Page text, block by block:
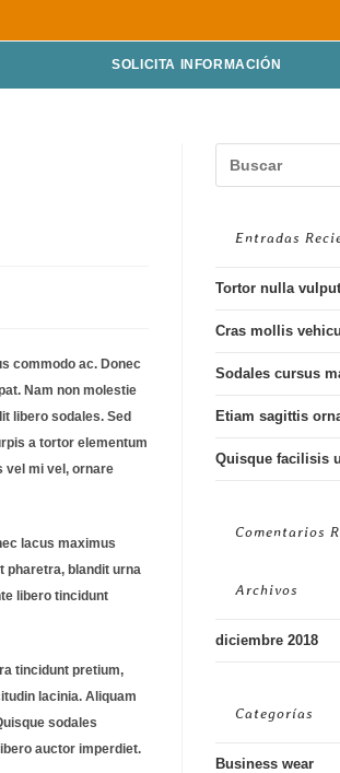
SOLICITA INFORMACIÓN
commodo ac. Donec
Nam non molestie
libero sodales. Sed
a tortor elementum
vel mi vel, ornare
lacus maximus
pharetra, blandit urna
libero tincidunt
tincidunt pretium,
lacinia. Aliquam
sodales
auctor imperdiet.
Entradas
Tortor nulla
Cras mollis
Sodales cursus
Etiam sagittis
Quisque facilisis
Comentarios
Archivos
diciembre 2018
Categorías
Business wear